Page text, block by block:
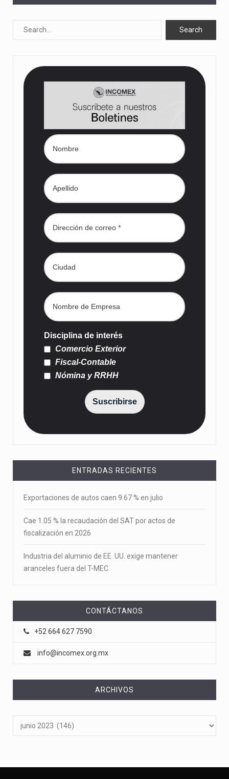
Disciplina de interés
Comercio Exterior
Fiscal-Contable
Nómina y RRHH
Suscribirse
ENTRADAS RECIENTES
Exportaciones de autos caen 9.67 % en julio
Cae 1.05 % la recaudación del SAT por actos de
fiscalización en 2026
Industria del aluminio de EE. UU. exige mantener
aranceles fuera del T-MEC
CONTÁCTANOS
+52 664 627 7590
info@incomex.org.mx
ARCHIVOS